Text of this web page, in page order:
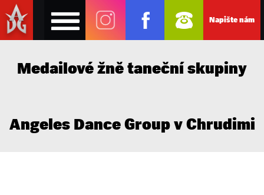
Napište nám
Medailové žně taneční skupiny
Angeles Dance Group v Chrudimi